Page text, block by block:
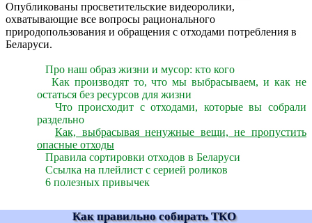
Опубликованы просветительские видеоролики,
охватывающие все вопросы рационального
природопользования и обращения с отходами потребления в
Беларуси.
Про наш образ жизни и мусор: кто кого
Как производят то, что мы выбрасываем, и как не
остаться без ресурсов для жизни
Что происходит с отходами, которые вы собрали
раздельно
Как, выбрасывая ненужные вещи, не пропустить
опасные отходы
Правила сортировки отходов в Беларуси
Ссылка на плейлист с серией роликов
6 полезных привычек
Как правильно собирать ТКО